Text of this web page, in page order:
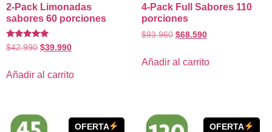
2-Pack Limonadas
sabores 60 porciones
Valorado
con
de 5
$42.990 $39.990
Añadir al carrito
4-Pack Full Sabores 110
porciones
$93.960 $68.590
Añadir al carrito
OFERTA OFERTA